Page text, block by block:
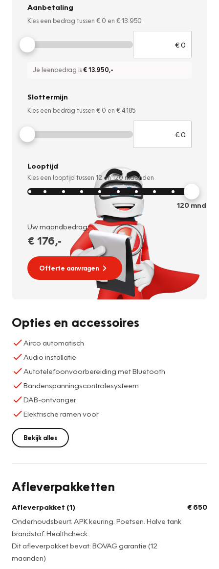
Aanbetaling
Kies een bedrag tussen € 0 en € 13.950
Je leenbedrag is€ 13.950,-
Slottermijn
Kies een bedrag tussen € 0 en € 4.185
Looptijd
Kies een looptijd tussen 12 en120 maanden
120mnd
Uw maandbedrag:
€ 176,-
Offerte aanvragen
Opties en accessoires
Airco automatisch
Audio installatie
Autotelefoonvoorbereiding met Bluetooth
Bandenspanningscontrolesysteem
DAB-ontvanger
Elektrische ramen voor
Bekijk alles
Afleverpakketten
Afleverpakket (1)
Onderhoudsbeurt. APK keuring. Poetsen. Halve tank
brandstof. Healthcheck.
Dit afleverpakket bevat: BOVAG garantie (12
maanden)
€ 650